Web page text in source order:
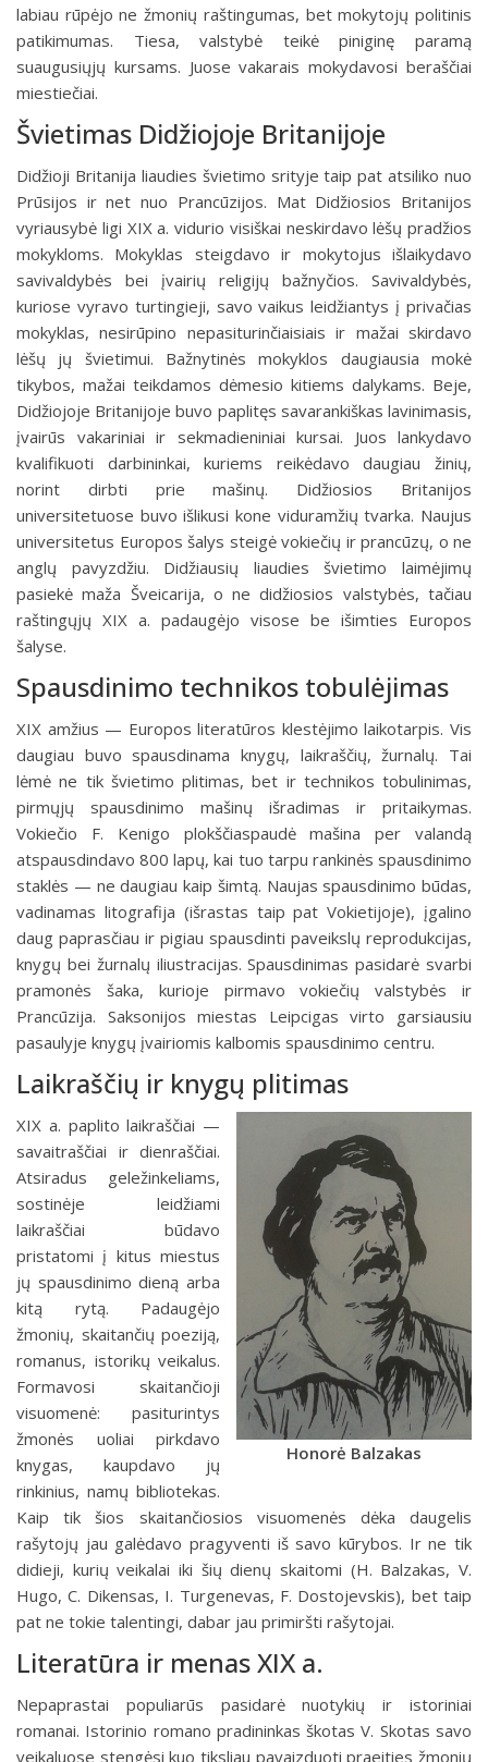
labiau rūpėjo ne žmonių raštingumas, bet mokytojų politinis
patikimumas. Tiesa, valstybė teikė piniginę paramą
suaugusiųjų kursams. Juose vakarais mokydavosi beraščiai
miestiečiai.
Švietimas Didžiojoje Britanijoje
Didžioji Britanija liaudies švietimo srityje taip pat atsiliko nuo
Prūsijos ir net nuo Prancūzijos. Mat Didžiosios Britanijos
vyriausybė ligi XIX a. vidurio visiškai neskirdavo lėšų pradžios
mokykloms. Mokyklas steigdavo ir mokytojus išlaikydavo
savivaldybės bei įvairių religijų bažnyčios. Savivaldybės,
kuriose vyravo turtingieji, savo vaikus leidžiantys į privačias
mokyklas, nesirūpino nepasiturinčiaisiais ir mažai skirdavo
lėšų jų švietimui. Bažnytinės mokyklos daugiausia mokė
tikybos, mažai teikdamos dėmesio kitiems dalykams. Beje,
Didžiojoje Britanijoje buvo paplitęs savarankiškas lavinimasis,
įvairūs vakariniai ir sekmadieniniai kursai. Juos lankydavo
kvalifikuoti darbininkai, kuriems reikėdavo daugiau žinių,
norint dirbti prie mašinų. Didžiosios Britanijos
universitetuose buvo išlikusi kone viduramžių tvarka. Naujus
universitetus Europos šalys steigė vokiečių ir prancūzų, o ne
anglų pavyzdžiu. Didžiausių liaudies švietimo laimėjimų
pasiekė maža Šveicarija, o ne didžiosios valstybės, tačiau
raštingųjų XIX a. padaugėjo visose be išimties Europos
šalyse.
Spausdinimo technikos tobulėjimas
XIX amžius — Europos literatūros klestėjimo laikotarpis. Vis
daugiau buvo spausdinama knygų, laikraščių, žurnalų. Tai
lėmė ne tik švietimo plitimas, bet ir technikos tobulinimas,
pirmųjų spausdinimo mašinų išradimas ir pritaikymas.
Vokiečio F. Kenigo plokščiaspaudė mašina per valandą
atspausdindavo 800 lapų, kai tuo tarpu rankinės spausdinimo
staklės — ne daugiau kaip šimtą. Naujas spausdinimo būdas,
vadinamas litografija (išrastas taip pat Vokietijoje), įgalino
daug paprasčiau ir pigiau spausdinti paveikslų reprodukcijas,
knygų bei žurnalų iliustracijas. Spausdinimas pasidarė svarbi
pramonės šaka, kurioje pirmavo vokiečių valstybės ir
Prancūzija. Saksonijos miestas Leipcigas virto garsiausiu
pasaulyje knygų įvairiomis kalbomis spausdinimo centru.
Laikraščių ir knygų plitimas
Honorė Balzakas
XIX a. paplito laikraščiai —
savaitraščiai ir dienraščiai.
Atsiradus geležinkeliams,
sostinėje leidžiami
laikraščiai būdavo
pristatomi į kitus miestus
jų spausdinimo dieną arba
kitą rytą. Padaugėjo
žmonių, skaitančių poeziją,
romanus, istorikų veikalus.
Formavosi skaitančioji
visuomenė: pasiturintys
žmonės uoliai pirkdavo
knygas, kaupdavo jų
rinkinius, namų bibliotekas.
Kaip tik šios skaitančiosios visuomenės dėka daugelis
rašytojų jau galėdavo pragyventi iš savo kūrybos. Ir ne tik
didieji, kurių veikalai iki šių dienų skaitomi (H. Balzakas, V.
Hugo, C. Dikensas, I. Turgenevas, F. Dostojevskis), bet taip
pat ne tokie talentingi, dabar jau primiršti rašytojai.
Literatūra ir menas XIX a.
Nepaprastai populiarūs pasidarė nuotykių ir istoriniai
romanai. Istorinio romano pradininkas škotas V. Skotas savo
veikaluose stengėsi kuo tiksliau pavaizduoti praeities žmonių